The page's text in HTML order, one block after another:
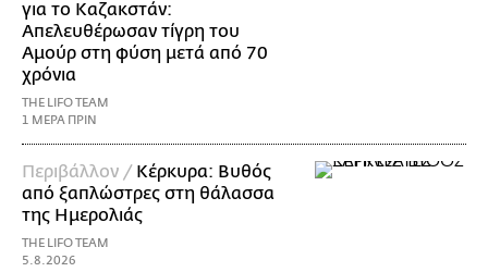
για το Καζακστάν:
Απελευθέρωσαν τίγρη του
Αμούρ στη φύση μετά από 70
χρόνια
THE LIFO TEAM
1 ΜΕΡΑ ΠΡΙΝ
Περιβάλλον / Κέρκυρα: Βυθός
από ξαπλώστρες στη θάλασσα
της Ημερολιάς
THE LIFO TEAM
5.8.2026